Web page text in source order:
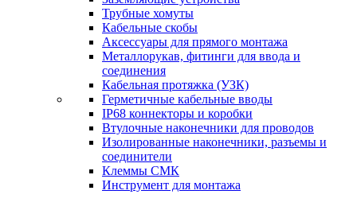
Трубные хомуты
Кабельные скобы
Аксессуары для прямого монтажа
Металлорукав, фитинги для ввода и
соединения
Кабельная протяжка (УЗК)
Герметичные кабельные вводы
IP68 коннекторы и коробки
Втулочные наконечники для проводов
Изолированные наконечники, разъемы и
соединители
Клеммы СМК
Инструмент для монтажа